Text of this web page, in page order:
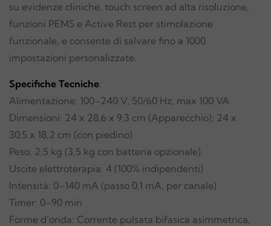
su evidenze cliniche, touch screen ad alta risoluzione,
funzioni PEMS e Active Rest per stimolazione
funzionale, e consente di salvare fino a 1000
impostazioni personalizzate.
Specifiche Tecniche:
Alimentazione: 100–240 V, 50/60 Hz, max 100 VA
Dimensioni: 24 x 28,6 x 9,3 cm (Apparecchio); 24 x
30,5 x 18,2 cm (con piedino)
Peso: 2,5 kg (3,5 kg con batteria opzionale)
Uscite elettroterapia: 4 (100% indipendenti)
Intensità: 0–140 mA (passo 0,1 mA, per canale)
Timer: 0–90 min
Forme d’onda: Corrente pulsata bifasica asimmetrica,